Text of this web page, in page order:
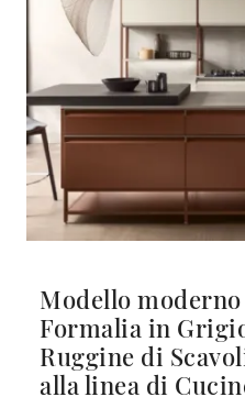
Modello
Formalia in
Ruggine di
alla linea di